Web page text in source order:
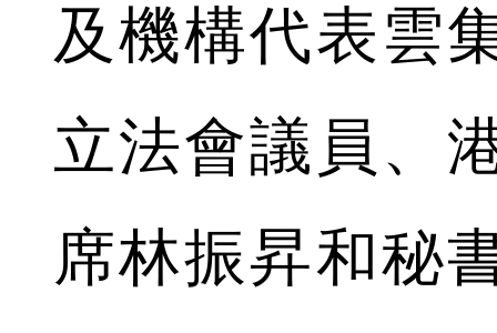
及機構代表雲
立法會議員、
席林振昇和秘